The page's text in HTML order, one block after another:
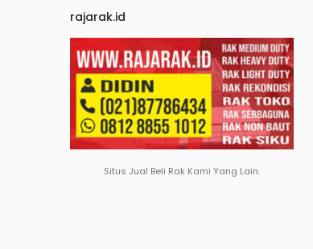
rajarak.id
Situs Jual Beli Rak Kami Yang Lain.